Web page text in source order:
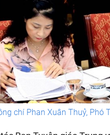
chí Phan Xuân Thuỷ, Phó